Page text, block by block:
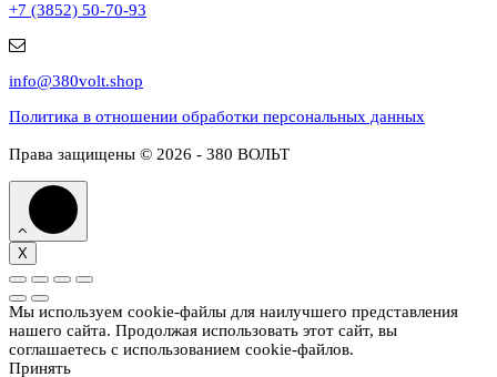
+7 (3852) 50-70-93
info@380volt.shop
Политика в отношении обработки персональных данных
Права защищены © 2026 - 380 ВОЛЬТ
X
Мы используем cookie-файлы для наилучшего представления
нашего сайта. Продолжая использовать этот сайт, вы
соглашаетесь с использованием cookie-файлов.
Принять